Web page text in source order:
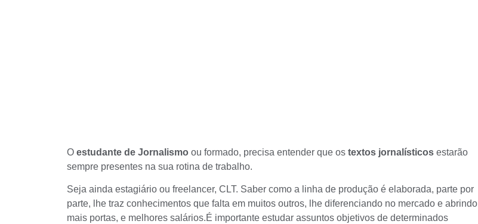
O estudante de Jornalismo ou formado, precisa entender que os textos jornalísticos estarão
sempre presentes na sua rotina de trabalho.
Seja ainda estagiário ou freelancer, CLT. Saber como a linha de produção é elaborada, parte por
parte, lhe traz conhecimentos que falta em muitos outros, lhe diferenciando no mercado e abrindo
mais portas, e melhores salários.É importante estudar assuntos objetivos de determinados